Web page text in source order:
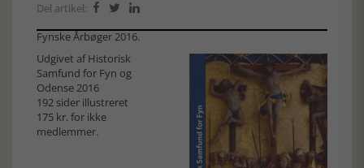
Del artikel:   
Fynske Årbøger 2016.
Udgivet af Historisk
Samfund for Fyn og
Odense 2016
192 sider illustreret
175 kr. for ikke
medlemmer.